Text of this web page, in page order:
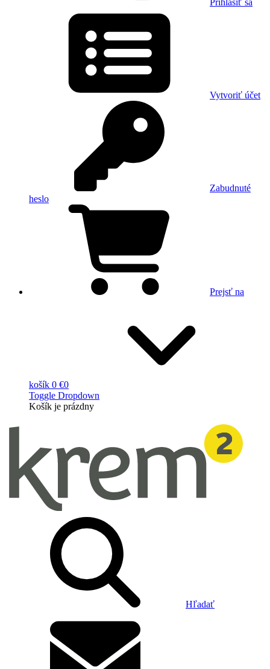
Prihlásiť sa
Vytvoriť účet
Zabudnuté
heslo
Prejsť na
košík 0 €0
Toggle Dropdown
Košík je prázdny
Hľadať